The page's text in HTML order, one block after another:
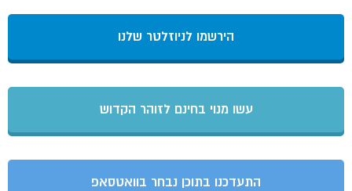
הירשמו לניוזלטר שלנו
עשו מנוי בחינם לזוהר הקדוש
התעדכנו בתוכן נבחר בוואטסאפ